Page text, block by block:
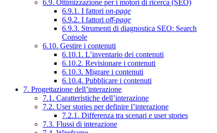
6.9. Ottimizzazione per i motori di ricerca (SEO)
6.9.1. I fattori on-page
6.9.2. I fattori off-page
6.9.3. Strumenti di diagnostica SEO: Search
Console
6.10. Gestire i contenuti
6.10.1. L’inventario dei contenuti
6.10.2. Revisionare i contenuti
6.10.3. Migrare i contenuti
6.10.4. Pubblicare i contenuti
7. Progettazione dell’interazione
7.1. Caratteristiche dell’interazione
7.2. User stories per definire l’interazione
7.2.1. Differenza tra scenari e user stories
7.3. Flussi di interazione